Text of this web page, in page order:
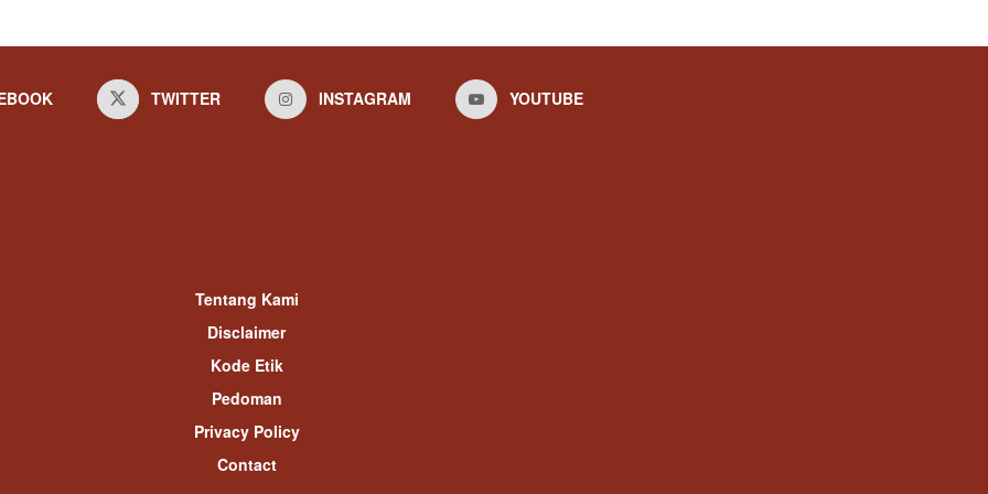
TWITTER INSTAGRAM YOUTUBE
Tentang Kami
Disclaimer
Kode Etik
Pedoman
Privacy Policy
Contact